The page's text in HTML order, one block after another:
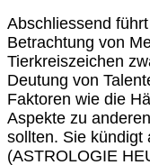
Abschliessend
Betrachtung von
Tierkreiszeichen
Deutung von
Faktoren wie die
Aspekte zu
sollten. Sie kündigt
(ASTROLOGIE